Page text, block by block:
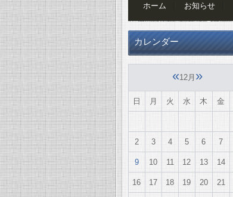
ホーム お知らせ
カレンダー
«12月 »
日 月 火 水 木 金
2 3 4 5 6 7
9 10 11 12 13 14
16 17 18 19 20 21